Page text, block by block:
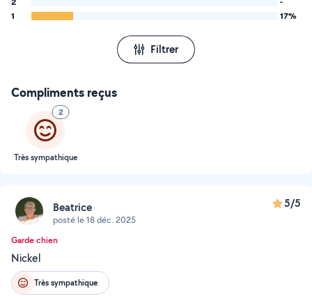
1
17%
Filtrer
Compliments reçus
2
Très sympathique
Beatrice
posté le 18 déc. 2025
5/5
Garde chien
Nickel
Très sympathique